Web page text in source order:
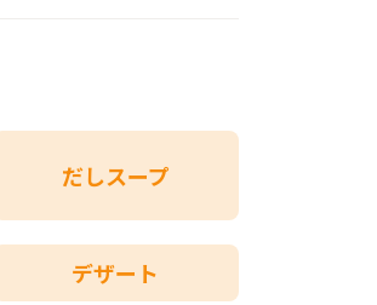
だしスープ
デザート